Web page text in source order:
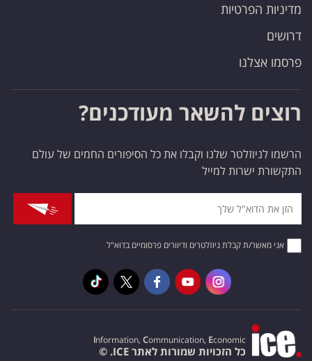
מדיניות הפרטיות
דרושים
פרסמו אצלנו
רוצים להשאר מעודכנים?
הרשמו לניוזלטר שלנו וקבלו את כל הסיפורים החמים של עולם
התקשורת ישרות למייל
אני מאשר/ת קבלת ניוזלטרים ודיוורים פרסומיים בדוא"ל
Information, Communication, Economic
כל הזכויות שמורות לאתר ICE. ©